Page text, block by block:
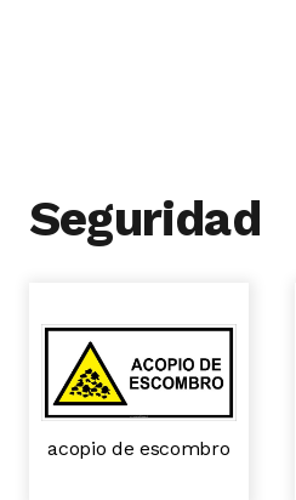
Seguridad
acopio de escombro